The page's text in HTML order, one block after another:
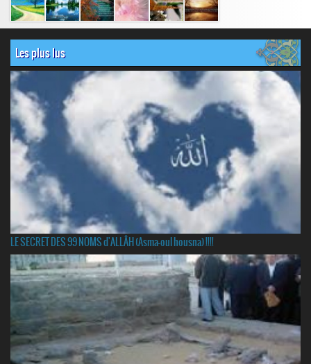
Les plus lus
LE SECRET DES 99 NOMS d'ALLÂH (Asma-oul housna) !!!!